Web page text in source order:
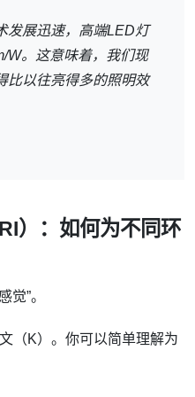
发展迅速，高端LED灯
W。这意味着，我们现
比以往亮得多的照明效
）：如何为不同环
觉”。
（K）。你可以简单理解为